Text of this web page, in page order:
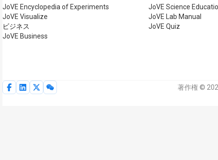
JoVE Encyclopedia of Experiments
JoVE Visualize
ビジネス
JoVE Business
JoVE Science
JoVE Lab Manual
JoVE Quiz
著作権 ©